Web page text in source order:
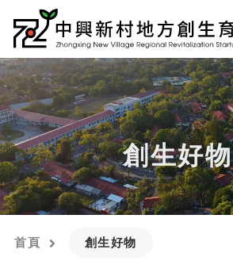
創生好物
首頁 創生好物